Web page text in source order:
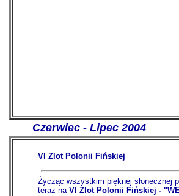
Czerwiec - Lipec 2004
VI Zlot Polonii Fińskiej
Życząc wszystkim pięknej słonecznej
teraz na VI Zlot Polonii Fińskiej -